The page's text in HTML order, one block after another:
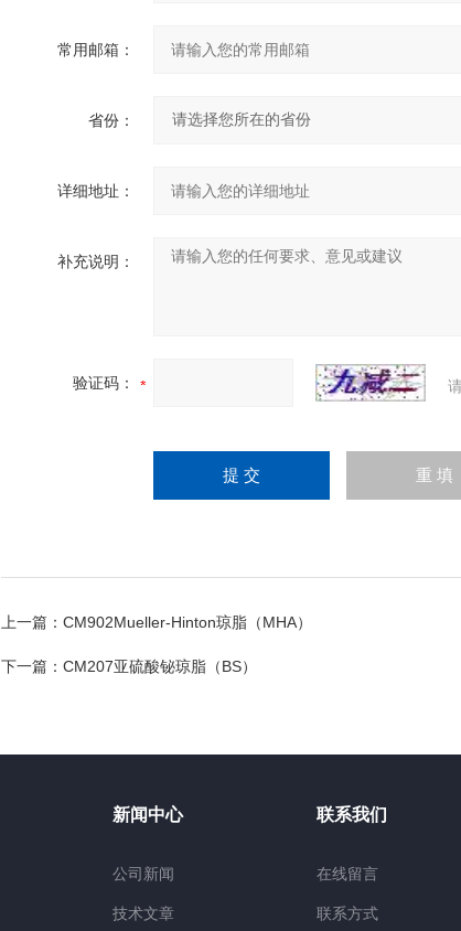
常用邮箱：
省份：
详细地址：
补充说明：
验证码：
上一篇： CM902Mueller-Hinton琼脂（MHA）
下一篇： CM207亚硫酸铋琼脂（BS）
新闻中心
公司新闻
技术文章
联系我们
在线留言
联系方式